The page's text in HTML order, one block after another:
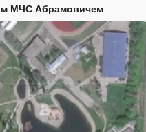
МЧС Абрамовичем